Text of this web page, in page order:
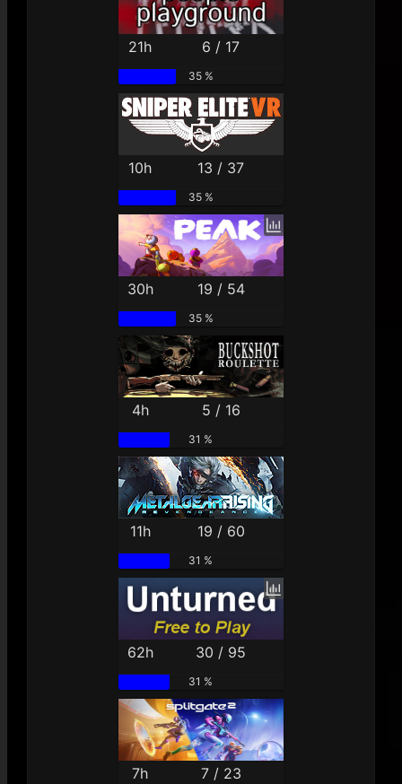
21h 6 / 17
35 %
10h 13 / 37
35 %
30h 19 / 54
35 %
4h 5 / 16
31 %
11h 19 / 60
31 %
62h 30 / 95
31 %
7h 7 / 23